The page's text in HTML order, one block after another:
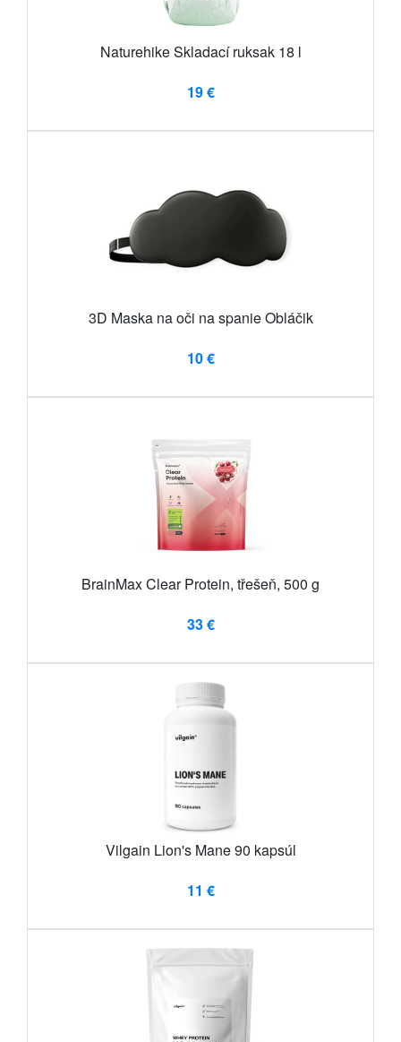
Naturehike Skladací ruksak 18 l
19 €
3D Maska na oči na spanie Obláčik
10 €
BrainMax Clear Protein, třešeň, 500 g
33 €
Vilgain Lion's Mane 90 kapsúl
11 €